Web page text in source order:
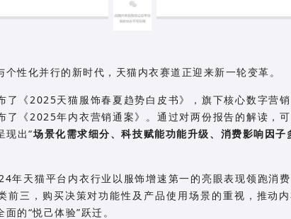
个性化并行的新时代，天猫内衣赛道正迎来新一轮变革。
了《2025天猫服饰春夏趋势白皮书》，旗下核心数字营
了《2025年内衣营销通案》。通过对两份报告的解读，
现出“场景化需求细分、科技赋能功能升级、消费影响因子
年天猫平台内衣行业以服饰增速第一的亮眼表现领跑消
前三，购买决策对功能性及产品使用场景的重视，推动
的“悦己体验”跃迁。